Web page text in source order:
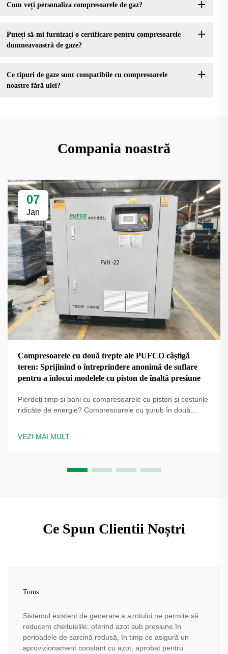
Cum veți personaliza compresoarele de gaz?
Puteți să-mi furnizați o certificare pentru compresoarele
dumneavoastră de gaze?
Ce tipuri de gaze sunt compatibile cu compresoarele
noastre fără ulei?
Compania noastră
07
Jan
Compresoarele cu două trepte ale PUFCO câștigă
teren: Sprijinind o întreprindere anonimă de suflare
pentru a înlocui modelele cu piston de înaltă presiune
Pierdeți timp și bani cu compresoarele cu piston și costurile
ridicăte de energie? Compresoarele cu şurub în două
solicitați o evaluare a soluției.
VEZI MAI MULT
Ce Spun Clientii Noștri
Toms
Sistemul existent de generare a azotului ne permite să
reducem cheltuielile, oferind azot sub presiune în
perioadele de sarcină redusă, în timp ce asigură un
aprovizionament constant cu azot, aprobat pentru